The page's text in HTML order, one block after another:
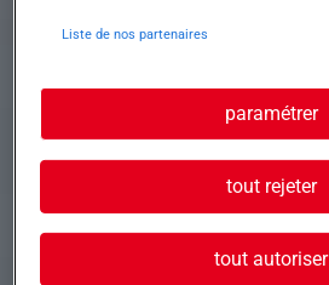
différents projets transverses.
• Installer les systèmes
démarrage des installations.
• Effectuer les premiers essais
• Ajuster les paramètres afin
performances des équipements.
Liste de nos partenaires
paramétrer
tout rejeter
tout autoriser